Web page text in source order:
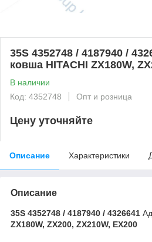
35S 4352748 / 4187940 /
ковша HITACHI ZX180W,
В наличии
Код: 4352748
Опт и розница
Цену уточняйте
Описание Характеристики
Описание
35S 4352748 / 4187940 / 4326641
ZX180W, ZX200, ZX210W, EX200